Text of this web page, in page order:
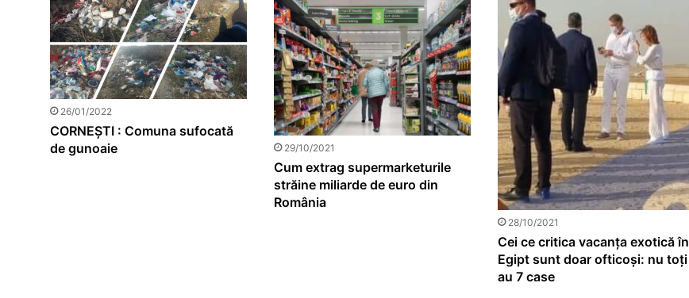
26/01/2022
CORNEȘTI : Comuna sufocată
de gunoaie
29/10/2021
Cum extrag supermarketurile
străine miliarde de euro din
România
28/10/2021
Cei ce critica vacanța exotică în
Egipt sunt doar ofticoși: nu toți
au 7 case